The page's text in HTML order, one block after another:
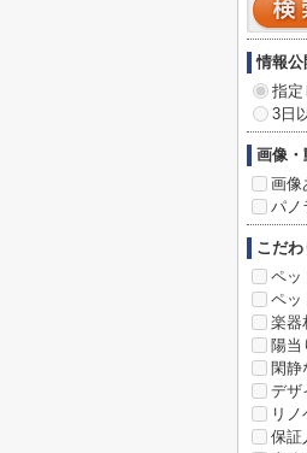
情報公
指定
3日
画像・
画像
パノ
こだ
ペッ
ペッ
楽器
陽当
閑静
デザ
リ
保証